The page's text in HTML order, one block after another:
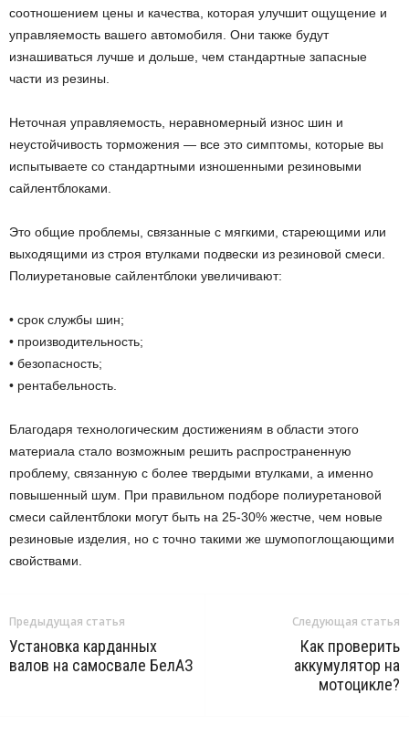
соотношением цены и качества, которая улучшит ощущение и
управляемость вашего автомобиля. Они также будут
изнашиваться лучше и дольше, чем стандартные запасные
части из резины.
Неточная управляемость, неравномерный износ шин и
неустойчивость торможения — все это симптомы, которые вы
испытываете со стандартными изношенными резиновыми
сайлентблоками.
Это общие проблемы, связанные с мягкими, стареющими или
выходящими из строя втулками подвески из резиновой смеси.
Полиуретановые сайлентблоки увеличивают:
• срок службы шин;
• производительность;
• безопасность;
• рентабельность.
Благодаря технологическим достижениям в области этого
материала стало возможным решить распространенную
проблему, связанную с более твердыми втулками, а именно
повышенный шум. При правильном подборе полиуретановой
смеси сайлентблоки могут быть на 25-30% жестче, чем новые
резиновые изделия, но с точно такими же шумопоглощающими
свойствами.
Предыдущая статья
Установка карданных
валов на самосвале БелАЗ
Следующая статья
Как проверить
аккумулятор на
мотоцикле?